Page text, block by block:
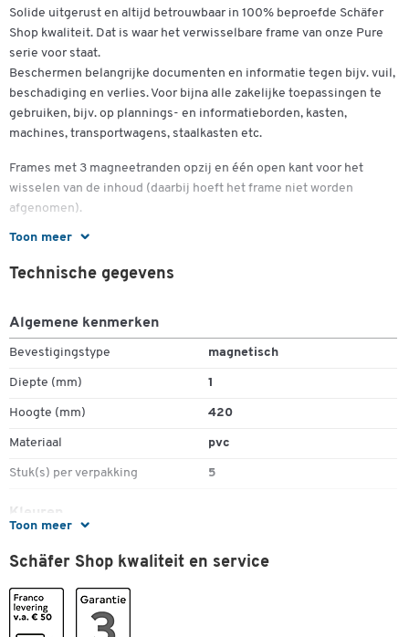
Toon meer
Solide uitgerust en altijd betrouwbaar in 100% beproefde Schäfer
Shop kwaliteit. Dat is waar het verwisselbare frame van onze Pure
serie voor staat.
Beschermen belangrijke documenten en informatie tegen bijv. vuil,
beschadiging en verlies. Voor bijna alle zakelijke toepassingen te
gebruiken, bijv. op plannings- en informatieborden, kasten,
machines, transportwagens, staalkasten etc.
Frames met 3 magneetranden opzij en één open kant voor het
wisselen van de inhoud (daarbij hoeft het frame niet worden
afgenomen).
Formaat: DIN A3
Eén frame kan meerdere bladen bevatten
Set van 5 = 1 pakket
Toon meer
Technische gegevens
Algemene kenmerken
Bevestigingstype magnetisch
Diepte (mm) 1
Hoogte (mm) 420
Materiaal pvc
Stuk(s) per verpakking 5
Kleuren
Breedte (mm)
Schäfer Shop kwaliteit en service